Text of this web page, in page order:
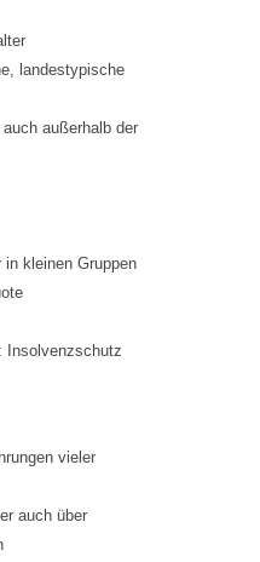
landestypische
außerhalb der
in kleinen Gruppen
Insolvenzschutz
vieler
auch über